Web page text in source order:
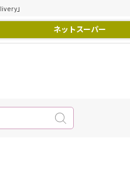
」
ネットスーパー